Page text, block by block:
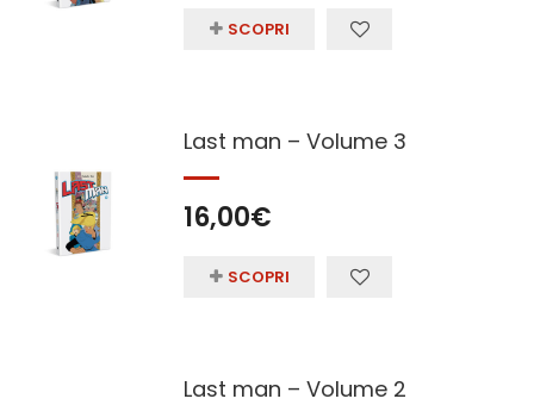
SCOPRI
Last man – Volume 3
16,00€
SCOPRI
Last man – Volume 2